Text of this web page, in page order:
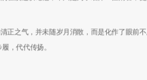
正之气，并未随岁月消散，而是化作了眼前
，代代传扬。